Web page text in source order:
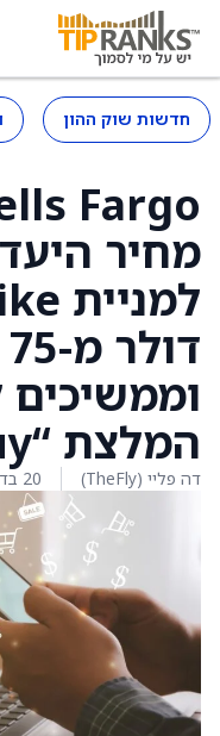
חדשות שוק ההון
מחיר
וממשיכים
המלצת “Buy”
דה פליי (TheFly) 20 בדצמבר 2025